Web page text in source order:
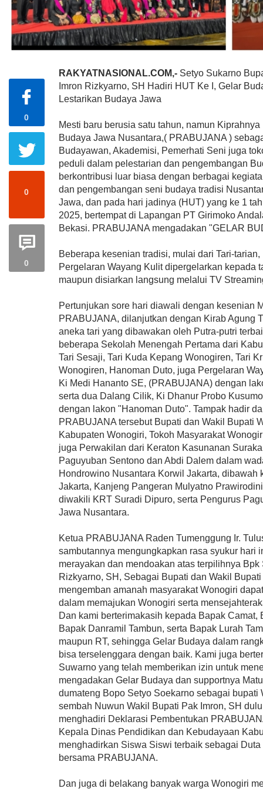
0
0
0
RAKYATNASIONAL.COM,- Setyo Sukarno
Imron Rizkyarno, SH Hadiri HUT Ke I, Gelar
Lestarikan Budaya Jawa
Mesti baru berusia satu tahun, namun
Budaya Jawa Nusantara,( PRABUJANA )
Budayawan, Akademisi, Pemerhati Seni juga
peduli dalam pelestarian dan pengembangan
berkontribusi luar biasa dengan berbagai
dan pengembangan seni budaya tradisi
Jawa, dan pada hari jadinya (HUT) yang ke 1
2025, bertempat di Lapangan PT Girimoko
Bekasi. PRABUJANA mengadakan "GELAR
Beberapa kesenian tradisi, mulai dari Tari-
Pergelaran Wayang Kulit dipergelarkan kepada
maupun disiarkan langsung melalui TV
Pertunjukan sore hari diawali dengan kesenian
PRABUJANA, dilanjutkan dengan Kirab Agung
aneka tari yang dibawakan oleh Putra-putri
beberapa Sekolah Menengah Pertama dari
Tari Sesaji, Tari Kuda Kepang Wonogiren, Tari
Wonogiren, Hanoman Duto, juga Pergelaran
Ki Medi Hananto SE, (PRABUJANA) dengan
serta dua Dalang Cilik, Ki Dhanur Probo
dengan lakon "Hanoman Duto". Tampak hadir
PRABUJANA tersebut Bupati dan Wakil Bupati
Kabupaten Wonogiri, Tokoh Masyarakat
juga Perwakilan dari Keraton Kasunanan
Paguyuban Sentono dan Abdi Dalem dalam
Hondrowino Nusantara Korwil Jakarta, dibawah
Jakarta, Kanjeng Pangeran Mulyatno
diwakili KRT Suradi Dipuro, serta Pengurus
Jawa Nusantara.
Ketua PRABUJANA Raden Tumenggung Ir.
sambutannya mengungkapkan rasa syukur hari
merayakan dan mendoakan atas terpilihnya
Rizkyarno, SH, Sebagai Bupati dan Wakil
mengemban amanah masyarakat Wonogiri
dalam memajukan Wonogiri serta
Dan kami berterimakasih kepada Bapak Camat,
Bapak Danramil Tambun, serta Bapak Lurah
maupun RT, sehingga Gelar Budaya dalam
bisa terselenggara dengan baik. Kami juga
Suwarno yang telah memberikan izin untuk
mengadakan Gelar Budaya dan supportnya
dumateng Bopo Setyo Soekarno sebagai bupati
sembah Nuwun Wakil Bupati Pak Imron, SH
menghadiri Deklarasi Pembentukan
Kepala Dinas Pendidikan dan Kebudayaan
menghadirkan Siswa Siswi terbaik sebagai
bersama PRABUJANA.
Dan juga di belakang banyak warga Wonogiri